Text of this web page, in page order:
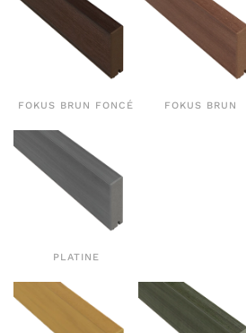
FOKUS BRUN FONCÉ FOKUS BRUN
PLATINE